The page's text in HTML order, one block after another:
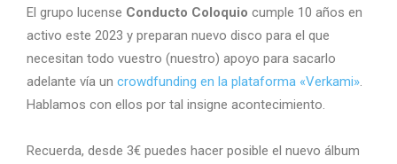
El grupo lucense Conducto Coloquio cumple 10 años en
activo este 2023 y preparan nuevo disco para el que
necesitan todo vuestro (nuestro) apoyo para sacarlo
adelante vía un crowdfunding en la plataforma «Verkami».
Hablamos con ellos por tal insigne acontecimiento.
Recuerda, desde 3€ puedes hacer posible el nuevo álbum